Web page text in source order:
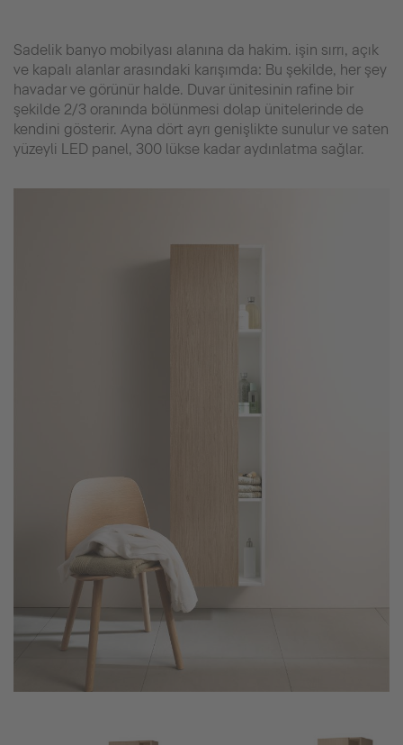
Sadelik banyo mobilyası alanına da hakim. işin sırrı, açık
ve kapalı alanlar arasındaki karışımda: Bu şekilde, her şey
havadar ve görünür halde. Duvar ünitesinin rafine bir
şekilde 2/3 oranında bölünmesi dolap ünitelerinde de
kendini gösterir. Ayna dört ayrı genişlikte sunulur ve saten
yüzeyli LED panel, 300 lükse kadar aydınlatma sağlar.